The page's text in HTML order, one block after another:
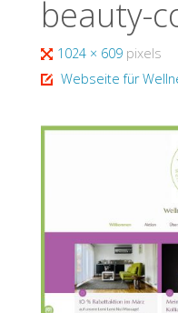
beauty-
Full
size
1024 × 609 pixels
Webseite für